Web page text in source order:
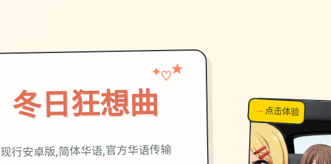
冬日狂想曲
✦♡★
现行安卓版,简体华语,官方华语传输
↗超棒！
→点击体验